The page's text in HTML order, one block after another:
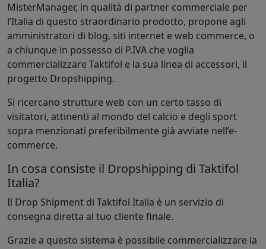
MisterManager, in qualità di partner commerciale per
l’Italia di questo straordinario prodotto, propone agli
amministratori di blog, siti internet e web commerce, o
a chiunque in possesso di P.IVA che voglia
commercializzare Taktifol e la sua linea di accessori, il
progetto Dropshipping.
Si ricercano strutture web con un certo tasso di
visitatori, attinenti al mondo del calcio e degli sport
sopra menzionati preferibilmente già avviate nell’e-
commerce.
In cosa consiste il Dropshipping di Taktifol
Italia?
Il Drop Shipment di Taktifol Italia è un servizio di
consegna diretta al tuo cliente finale.
Grazie a questo sistema è possibile commercializzare la